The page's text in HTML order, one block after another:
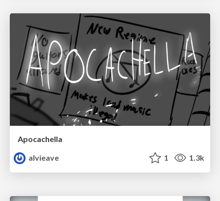
Apocachella
alvieave
1 1.3k